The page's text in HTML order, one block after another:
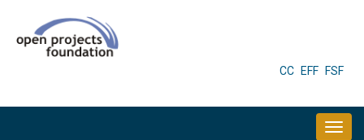
HEADER
CC EFF FSF